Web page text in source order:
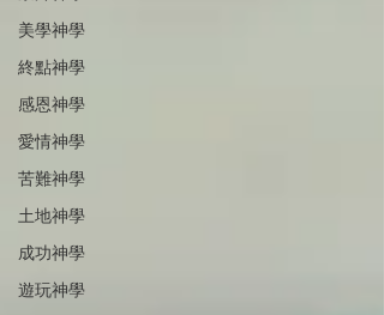
美學神學
終點神學
感恩神學
愛情神學
苦難神學
土地神學
成功神學
遊玩神學